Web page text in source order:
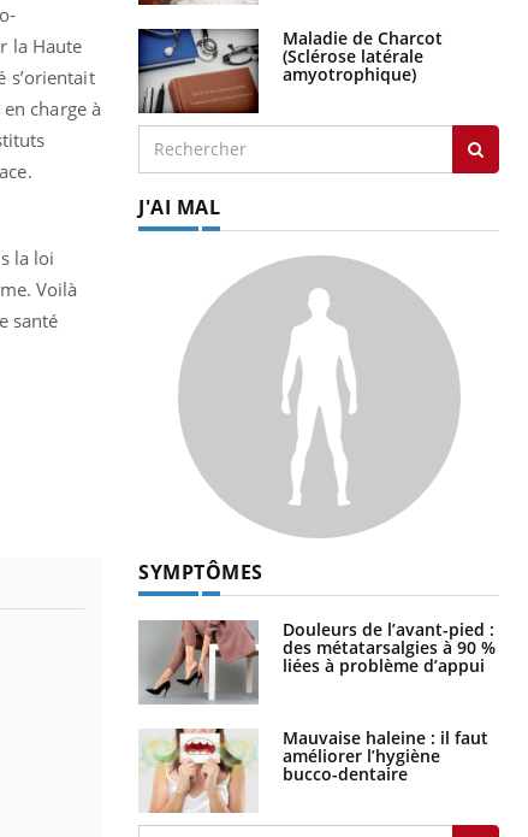
la Haute
s’orientait
charge à
la loi
Voilà
santé
Maladie de Charcot
(Sclérose latérale
amyotrophique)
J'AI MAL
SYMPTÔMES
Douleurs de l’avant-pied :
des métatarsalgies à 90 %
liées à problème d’appui
Mauvaise haleine : il faut
améliorer l’hygiène
bucco-dentaire